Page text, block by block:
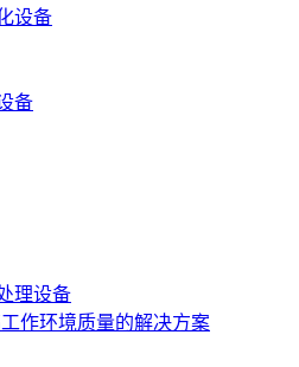
设备
备
理设备
作环境质量的解决方案